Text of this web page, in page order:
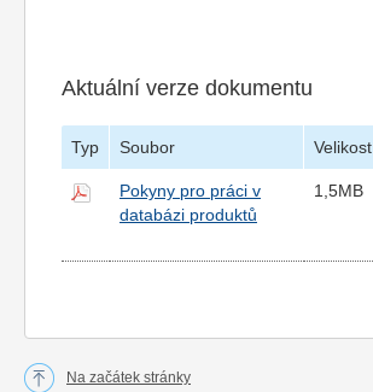
Aktuální verze dokumentu
Typ Soubor Velikost
Pokyny pro práci v
databázi produktů
1,5MB
Na začátek stránky